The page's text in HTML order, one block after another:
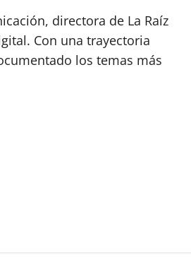
directora de La Raíz
Con una trayectoria
los temas más